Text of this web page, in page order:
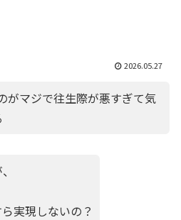
2026.05.27
がマジで往生際が悪すぎて気
実現しないの？